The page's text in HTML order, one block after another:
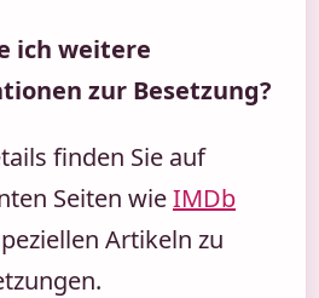
ich weitere
zur Besetzung?
finden Sie auf
Seiten wieIMDb
Artikeln zu